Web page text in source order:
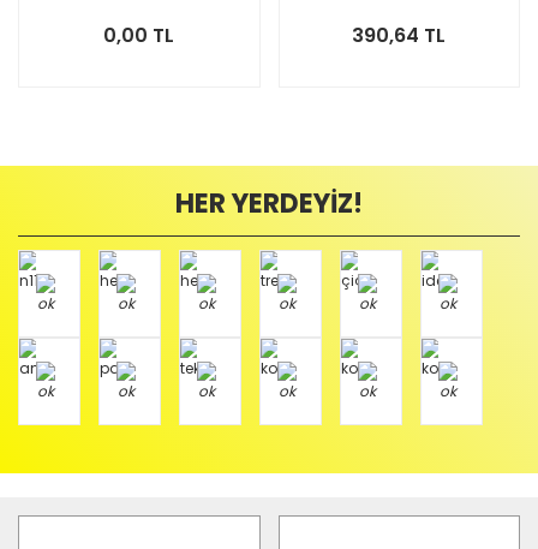
0,00 TL 390,64 TL
HER YERDEYİZ!